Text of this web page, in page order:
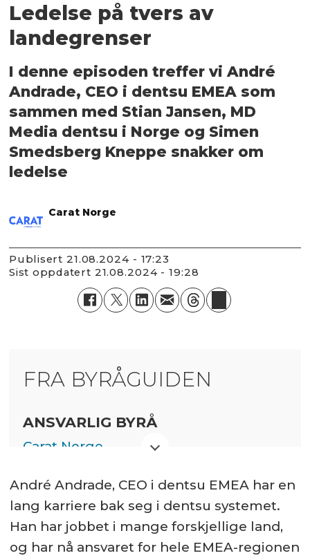
Ledelse på tvers av
landegrenser
I denne episoden treffer vi André
Andrade, CEO i dentsu EMEA som
sammen med Stian Jansen, MD
Media dentsu i Norge og Simen
Smedsberg Kneppe snakker om
ledelse
Carat Norge
Publisert
21.08.2024 - 17:23
Sist oppdatert
21.08.2024 - 19:28
FRA BYRÅGUIDEN
ANSVARLIG BYRÅ
Carat Norge
André Andrade, CEO i dentsu EMEA har en
lang karriere bak seg i dentsu systemet.
Han har jobbet i mange forskjellige land,
og har nå ansvaret for hele EMEA-regionen